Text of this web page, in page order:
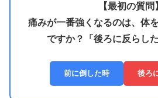
【最初の質問
痛みが一番強くなるのは、体
ですか？「後ろに反らし
前に倒した時 後ろ